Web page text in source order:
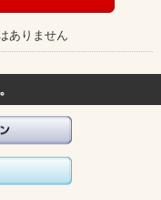
ありません